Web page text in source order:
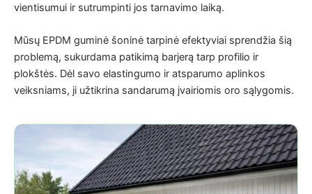
vientisumui ir sutrumpinti jos tarnavimo laiką.
Mūsų EPDM guminė šoninė tarpinė efektyviai sprendžia šią
problemą, sukurdama patikimą barjerą tarp profilio ir
plokštės. Dėl savo elastingumo ir atsparumo aplinkos
veiksniams, ji užtikrina sandarumą įvairiomis oro sąlygomis.